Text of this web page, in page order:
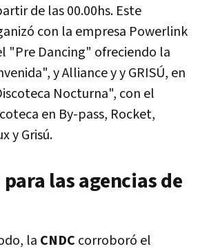
de las 00.00hs. Este
con la empresa Powerlink
"Pre Dancing" ofreciendo la
y Alliance y y GRISÚ, en
Nocturna", con el
en By-pass, Rocket,
y Grisú.
las agencias de
la CNDC corroboró el